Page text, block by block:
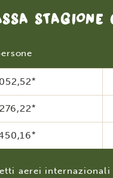
STAGIONE
*
*
*
aerei internazionali